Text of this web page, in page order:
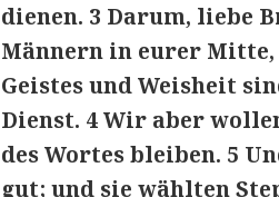
dienen. 3 Darum, liebe
Männern in eurer Mitte,
Geistes und Weisheit
Dienst. 4 Wir aber
des Wortes bleiben. 5
gut; und sie wählten